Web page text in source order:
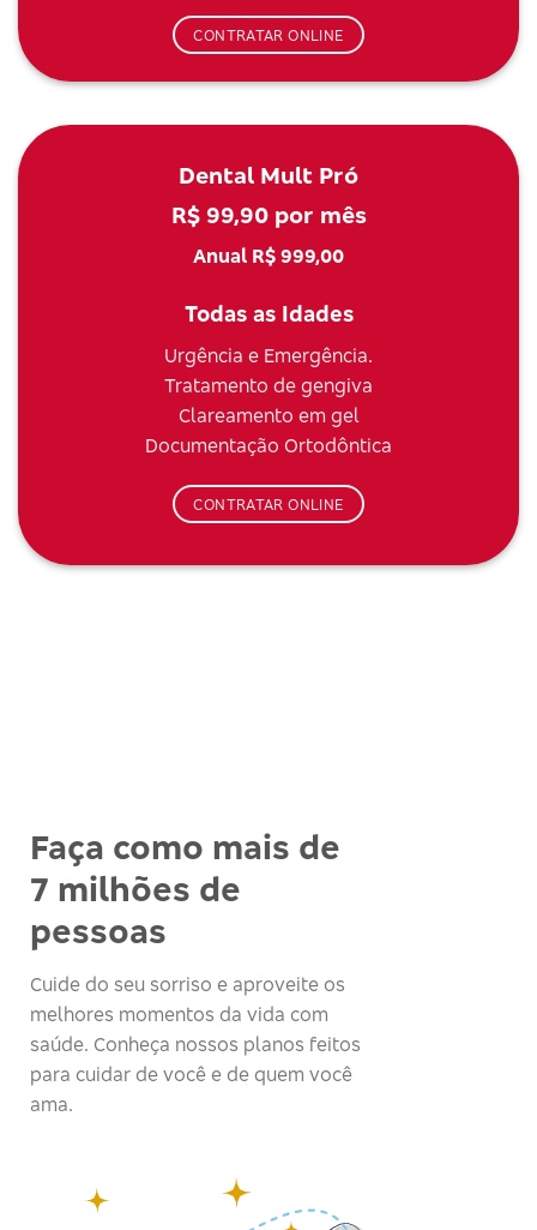
CONTRATAR ONLINE
Dental Mult Pró
R$ 99,90 por mês
Anual R$ 999,00
Todas as Idades
Urgência e Emergência.
Tratamento de gengiva
Clareamento em gel
Documentação Ortodôntica
CONTRATAR ONLINE
Faça como mais de
7 milhões de
pessoas
Cuide do seu sorriso e aproveite os
melhores momentos da vida com
saúde. Conheça nossos planos feitos
para cuidar de você e de quem você
ama.